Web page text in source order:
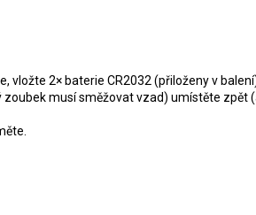
vložte 2× baterie CR2032 (přiloženy v
musí směžovat vzad) umístěte zpět